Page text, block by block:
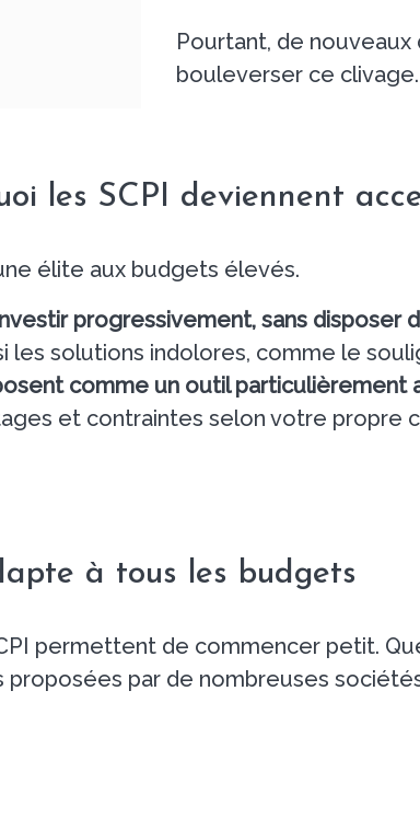
Pourtant, de nouveaux
bouleverser ce clivage.
les SCPI deviennent
élite aux budgets élevés.
progressivement, sans disposer
solutions indolores, comme le
comme un outil particulièrement
et contraintes selon votre propre
à tous les budgets
permettent de commencer petit.
par de nombreuses